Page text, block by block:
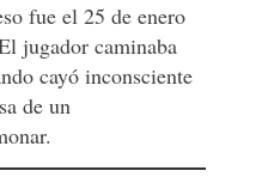
fue el 25 de enero
jugador caminaba
cayó inconsciente
de un